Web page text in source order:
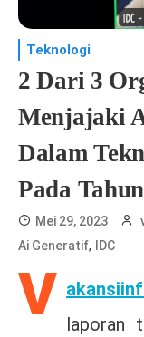
Teknologi
2 Dari 3
Menjajaki
Dalam
Pada
Mei 29, 2023
Ai Generatif, IDC
V laporan